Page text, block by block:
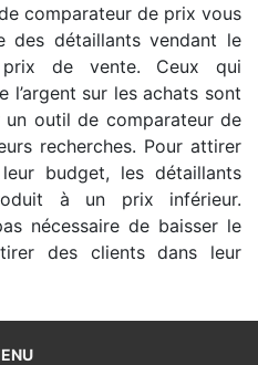
comparateur de prix vous
des détaillants vendant le
de vente. Ceux qui
l’argent sur les achats sont
un outil de comparateur de
recherches. Pour attirer
budget, les détaillants
à un prix inférieur.
nécessaire de baisser le
des clients dans leur